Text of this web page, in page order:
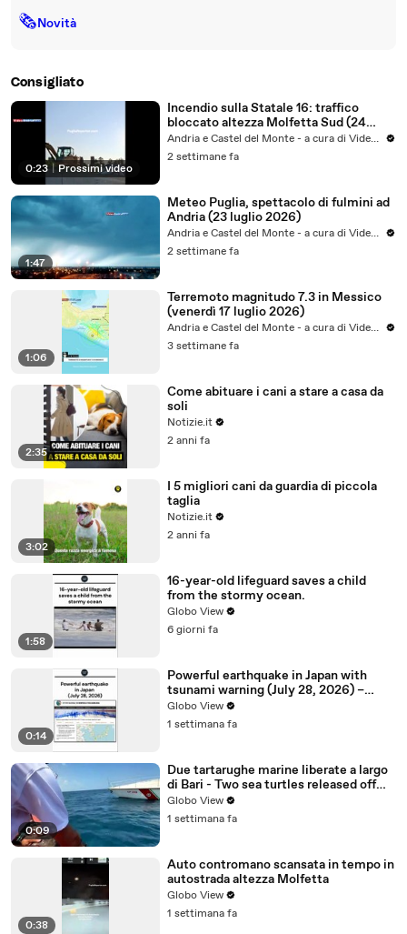
🗞Novità
Consigliato
0:23 Prossimi video
Incendio sulla Statale 16: traffico
bloccato altezza Molfetta Sud (24
luglio 2026) - video
Andria e Castel del Monte - a cura di VideoAndria
2 settimane fa
1:47
Meteo Puglia, spettacolo di fulmini ad
Andria (23 luglio 2026)
Andria e Castel del Monte - a cura di VideoAndria
2 settimane fa
1:06
Terremoto magnitudo 7.3 in Messico
(venerdì 17 luglio 2026)
Andria e Castel del Monte - a cura di VideoAndria
3 settimane fa
2:35
Come abituare i cani a stare a casa da
soli
Notizie.it
2 anni fa
3:02
I 5 migliori cani da guardia di piccola
taglia
Notizie.it
2 anni fa
1:58
16-year-old lifeguard saves a child
from the stormy ocean.
Globo View
6 giorni fa
0:14
Powerful earthquake in Japan with
tsunami warning (July 28, 2026) –
USGS and INGV reports
Globo View
1 settimana fa
0:09
Due tartarughe marine liberate a largo
di Bari - Two sea turtles released off
the coast of Bari
Globo View
1 settimana fa
0:38
Auto contromano scansata in tempo in
autostrada altezza Molfetta
Globo View
1 settimana fa